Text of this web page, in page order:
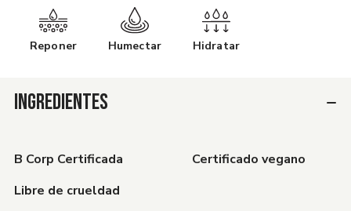
Reponer Humectar Hidratar
INGREDIENTES
B Corp Certificada
Certificado vegano
Libre de crueldad